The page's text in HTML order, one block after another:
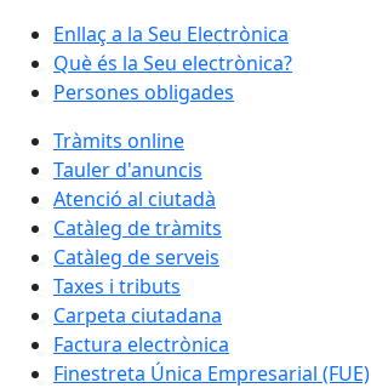
Enllaç a la Seu Electrònica
Què és la Seu electrònica?
Persones obligades
Tràmits online
Tauler d'anuncis
Atenció al ciutadà
Catàleg de tràmits
Catàleg de serveis
Taxes i tributs
Carpeta ciutadana
Factura electrònica
Finestreta Única Empresarial (FUE)